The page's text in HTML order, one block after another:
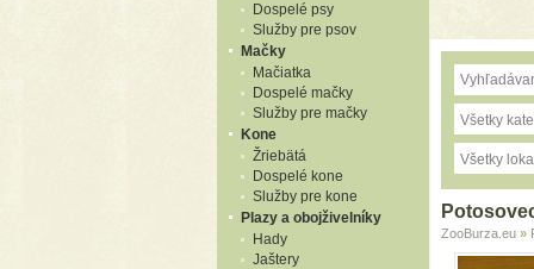
Dospelé psy
Služby pre psov
Mačky
Mačiatka
Dospelé mačky
Služby pre mačky
Kone
Žriebätá
Dospelé kone
Služby pre kone
Plazy a obojživelníky
Hady
Jaštery
Všetky
Všetky
ZooBurza.eu »